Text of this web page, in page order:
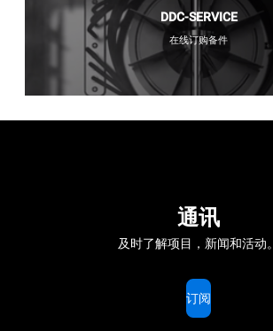
DDC-SERVICE
在线订购备件
通讯
及时了解项目，新闻和活动。
订阅